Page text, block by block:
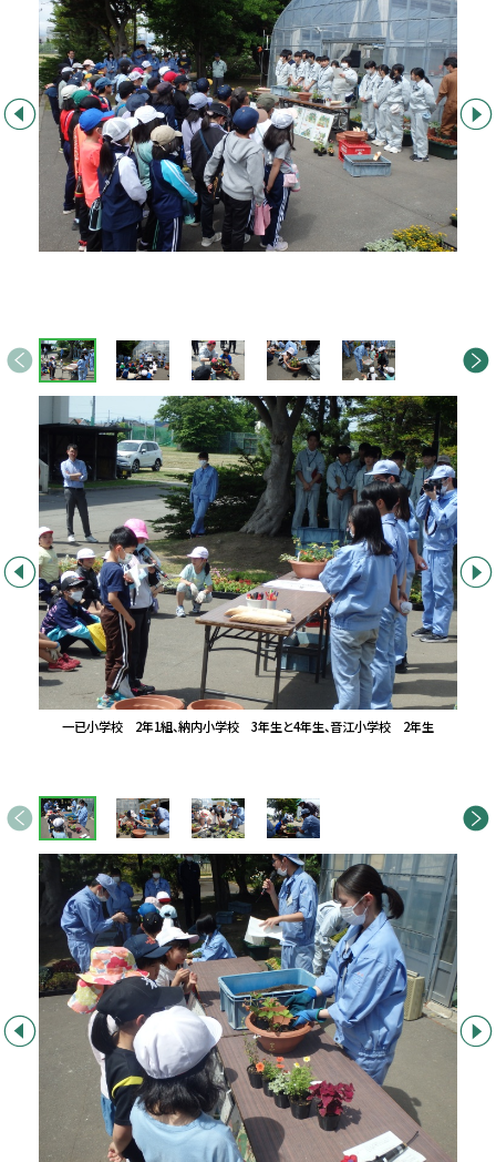
ド
集
前へ 次へ
画
像
ス
ド
集
前へ 次へ
前へ
一已小学校 2年1組、納内小学校 3年生と4年生、音江小学校 2年生
次へ
画
像
ス
ラ
イ
ド
集
前へ 次へ
前へ 次へ